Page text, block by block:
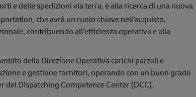
e delle spedizioni via terra, è alla ricerca di una nuova
che avrà un ruolo chiave nell’acquisto,
contribuendo all’efficienza operativa e alla
della Direzione Operativa carichi parzali e
e gestione fornitori, operando con un buon grado
Dispatching Competence Center (DCC).